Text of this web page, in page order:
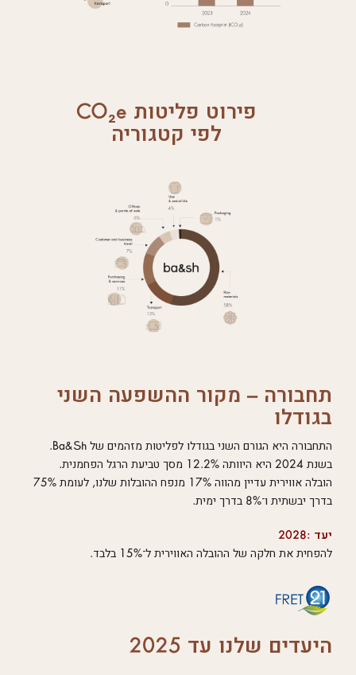
פירוט פליטות CO₂e
לפי קטגוריה
תחבורה – מקור ההשפעה השני
בגודלו
התחבורה היא הגורם השני בגודלו לפליטות מזהמים של Ba&Sh.
בשנת 2024 היא היוותה 12.2% מסך טביעת הרגל הפחמנית.
הובלה אווירית עדיין מהווה 17% מנפח ההובלות שלנו, לעומת 75%
בדרך יבשתית ו־8% בדרך ימית.
יעד :2028
להפחית את חלקה של ההובלה האווירית ל־15% בלבד.
היעדים שלנו עד 2025